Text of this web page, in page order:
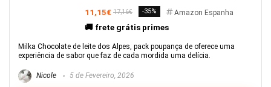
11,15€ 17,16€ -35% Amazon Espanha
🚚 frete grátis primes
Milka Chocolate de leite dos Alpes, pack poupança de oferece uma
experiência de sabor que faz de cada mordida uma delícia.
Nicole 5 de Fevereiro, 2026